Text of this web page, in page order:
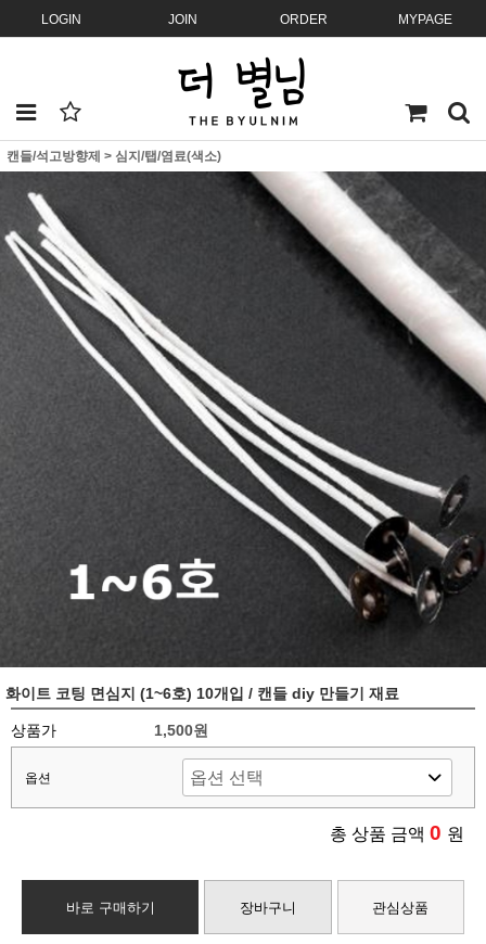
LOGIN JOIN ORDER MYPAGE
캔들/석고방향제 > 심지/탭/염료(색소)
화이트 코팅 면심지 (1~6호) 10개입 / 캔들 diy 만들기 재료
상품가 1,500원
옵션
총 상품 금액 0 원
바로 구매하기 장바구니 관심상품